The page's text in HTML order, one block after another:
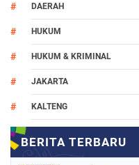
DAERAH
HUKUM
HUKUM & KRIMINAL
JAKARTA
KALTENG
NASIONAL